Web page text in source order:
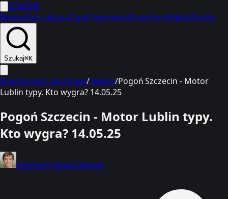
SPORT1
NewsyEkstraklasaTypyTransmisjeTransferyWideoSkróty
Szukaj⌘K
Wiadomości sportowe/Newsy/Pogoń Szczecin - Motor
Lublin typy. Kto wygra? 14.05.25
Pogoń Szczecin - Motor Lublin typy.
Kto wygra? 14.05.25
Wojciech Makuszewski